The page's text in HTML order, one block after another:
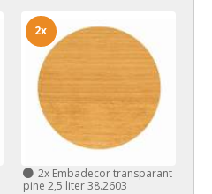
2xEmbadecor transparant
pine 2,5 liter 38.2603
2x